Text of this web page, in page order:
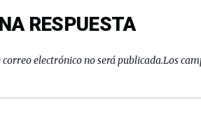
RESPUESTA
correo electrónico no será publicada.Los